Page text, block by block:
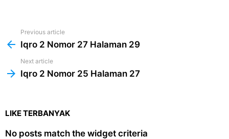
more
Previous article
Iqro 2 Nomor 27 Halaman 29
Next article
Iqro 2 Nomor 25 Halaman 27
LIKE TERBANYAK
No posts match the widget criteria